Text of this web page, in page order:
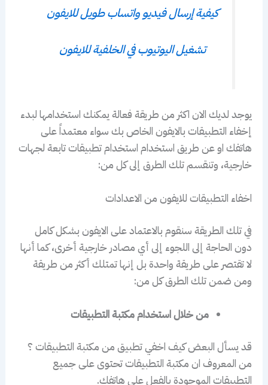
كيفية إرسال فيديو واتساب طويل للايفون
تشغيل اليوتيوب في الخلفية للايفون
يوجد لديك الان اكثر من طريقة فعالة يمكنك استخدامها لبدء
إخفاء التطبيقات بالايفون الخاص بك سواء معتمداً على
هاتفك او عن طريق استخدام استخدام تطبيقات تابعة لجهات
خارجية، وتنقسم تلك الطرق إلى كل من:
اخفاء التطبيقات للايفون من الاعدادات
في تلك الطريقة سنقوم بالاعتماد على الايفون بشكل كامل
دون الحاجة إلى اللجوء إلى أي مصادر خارجية أخرى، كما أنها
لا تقتصر على طريقة واحدة بل إنها تمتلك أكثر من طريقة
ومن ضمن تلك الطرق كل من:
من خلال استخدام مكتبة التطبيقات
قد يسأل البعض كيف اخفي تطبيق من مكتبة التطبيقات ؟
من المعروف ان مكتبة التطبيقات تحتوى على جميع
التطبيقات الموجودة بالفعل على هاتفك.